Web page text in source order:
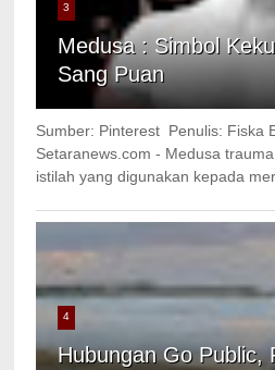
3
Medusa : Simbol
Sang Puan
Sumber: Pinterest Penulis: Fiska
Setaranews.com - Medusa
istilah yang digunakan kepada
4
Hubungan Go Public,